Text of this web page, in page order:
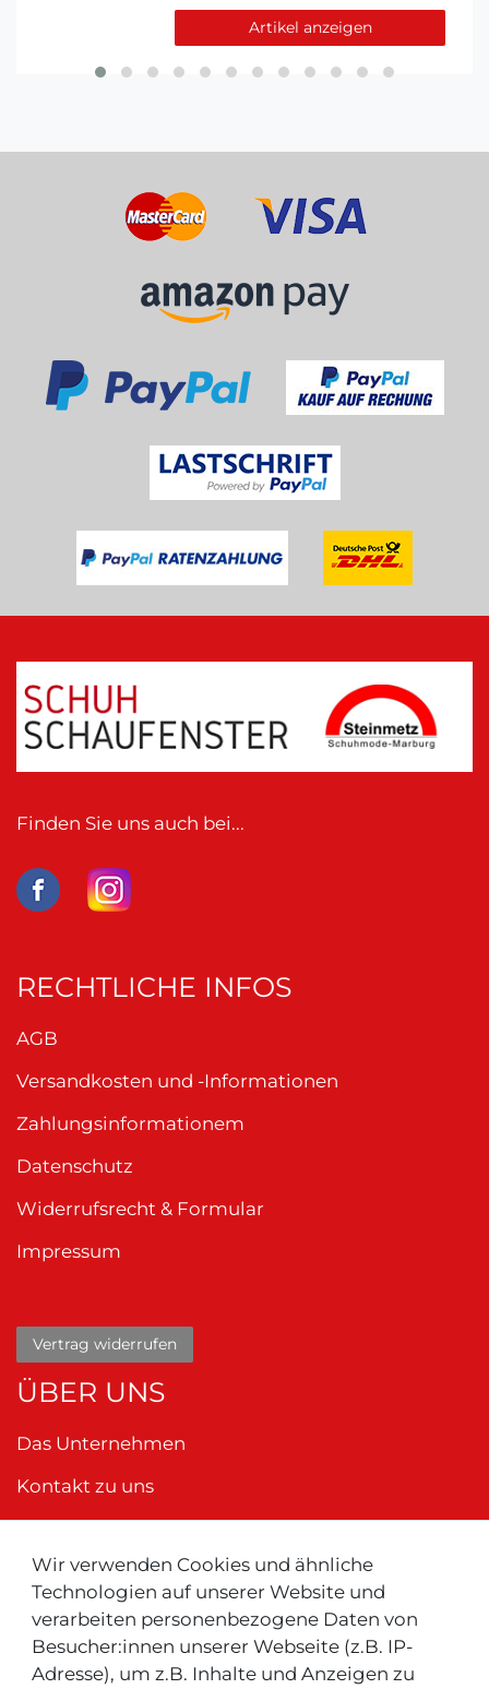
Artikel anzeigen
Wir verwenden Cookies und ähnliche
Technologien auf unserer Website und
verarbeiten personenbezogene Daten von
Besucher:innen unserer Webseite (z.B. IP-
Adresse), um z.B. Inhalte und Anzeigen zu
Finden Sie uns auch bei...
RECHTLICHE INFOS
AGB
Versandkosten und -Informationen
Zahlungsinformationem
Datenschutz
Widerrufsrecht & Formular
Impressum
Vertrag widerrufen
ÜBER UNS
Das Unternehmen
Kontakt zu uns
Neu ! Für Kunden aus der Schweiz: